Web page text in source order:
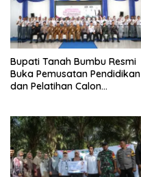
Bupati Tanah Bumbu Resmi
Buka Pemusatan Pendidikan
dan Pelatihan Calon